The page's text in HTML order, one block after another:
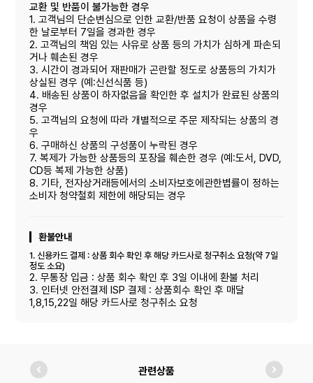
교환 및 반품이 불가능한 경우
1. 고객님의 단순변심으로 인한 교환/반품 요청이 상품을 수령
한 날로부터 7일을 경과한 경우
2. 고객님의 책임 있는 사유로 상품 등의 가치가 심하게 파손되
거나 훼손된 경우
3. 시간이 경과되어 재판매가 곤란할 정도로 상품등의 가치가
상실된 경우 (예:신선식품 등)
4. 배송된 상품이 하자없음을 확인한 후 설치가 완료된 상품의
경우
5. 고객님의 요청에 따라 개별적으로 주문 제작되는 상품의 경
우
6. 구매하신 상품의 구성품이 누락된 경우
7. 복제가 가능한 상품등의 포장을 훼손한 경우 (예:도서, DVD,
CD등 복제 가능한 상품)
8. 기타, 전자상거래등에서의 소비자보호에관한볍률이 정하는
소비자 청약철회 제한에 해당되는 경우
환불안내
1. 신용카드 결제 : 상품 회수 확인 후 해당 카드사로 청구취소 요청(약 7일
정도 소요)
2. 무통장 입금 : 상품 회수 확인 후 3일 이내에 환불 처리
3. 인터넷 안전결제 ISP 결제 : 상품회수 확인 후 매달
1,8,15,22일 해당 카드사로 청구취소 요청
관련상품